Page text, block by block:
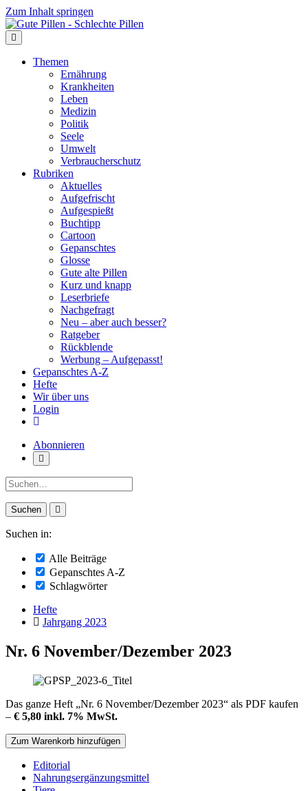
Zum Inhalt springen
Themen
Ernährung
Krankheiten
Leben
Medizin
Politik
Seele
Umwelt
Verbraucherschutz
Rubriken
Aktuelles
Aufgefrischt
Aufgespießt
Buchtipp
Cartoon
Gepanschtes
Glosse
Gute alte Pillen
Kurz und knapp
Leserbriefe
Nachgefragt
Neu – aber auch besser?
Ratgeber
Rückblende
Werbung – Aufgepasst!
Gepanschtes A-Z
Hefte
Wir über uns
Login
Abonnieren
Suche:
Suchen in:
Alle Beiträge
Gepanschtes A-Z
Schlagwörter
Hefte
Jahrgang 2023
Nr. 6 November/Dezember 2023
Das ganze Heft „Nr. 6 November/Dezember 2023“ als PDF kaufen
– € 5,80 inkl. 7% MwSt.
Editorial
Nahrungsergänzungsmittel